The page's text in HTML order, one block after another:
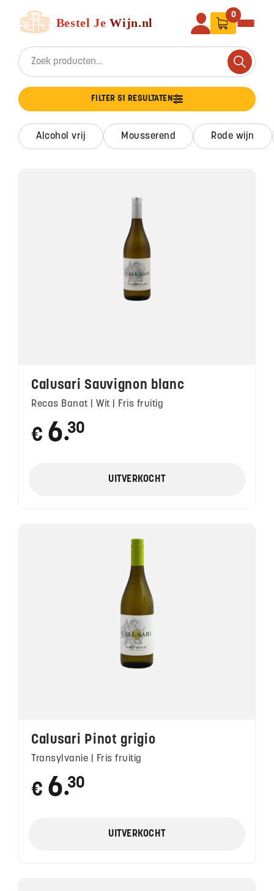
Search for:
Search
0
FILTER 51 RESULTATEN
alcohol vrij mousserend rode wijn
Calusari Sauvignon blanc
Recas Banat | Wit | Fris fruitig
€ 6●
30
UITVERKOCHT
Calusari Pinot grigio
Transylvanie | Fris fruitig
€ 6●
30
UITVERKOCHT